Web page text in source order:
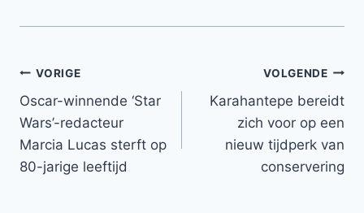
Bericht
navigatie
VORIGE
Oscar-winnende ‘Star
Wars’-redacteur
Marcia Lucas sterft op
80-jarige leeftijd
VOLGENDE
Karahantepe bereidt
zich voor op een
nieuw tijdperk van
conservering